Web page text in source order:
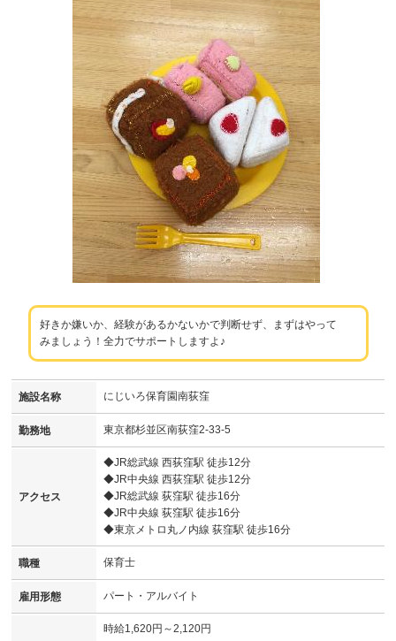
好きか嫌いか、経験があるかないかで判断せず、まずはやって
みましょう！全力でサポートしますよ♪
施設名称 にじいろ保育園南荻窪
勤務地 東京都杉並区南荻窪2-33-5
アクセス
◆JR総武線 西荻窪駅 徒歩12分
◆JR中央線 西荻窪駅 徒歩12分
◆JR総武線 荻窪駅 徒歩16分
◆JR中央線 荻窪駅 徒歩16分
◆東京メトロ丸ノ内線 荻窪駅 徒歩16分
職種 保育士
雇用形態 パート・アルバイト
時給1,620円～2,120円